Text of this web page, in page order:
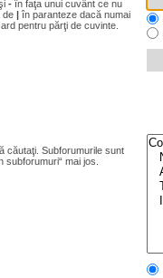
-în faţa unui cuvânt ce nu
de |în paranteze dacă numai
pentru părţi de cuvinte.
căutaţi. Subforumurile sunt
mai jos.